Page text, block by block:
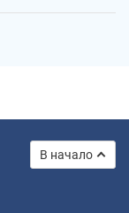
В начало